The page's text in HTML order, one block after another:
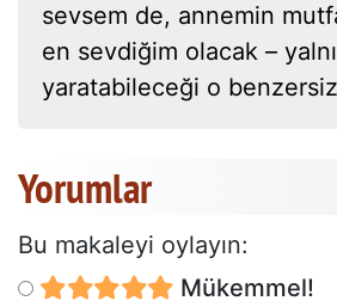
sevsem de, annemin
en sevdiğim olacak –
yaratabileceği o
Yorumlar
Bu makaleyi oylayın:
Mükemmel!